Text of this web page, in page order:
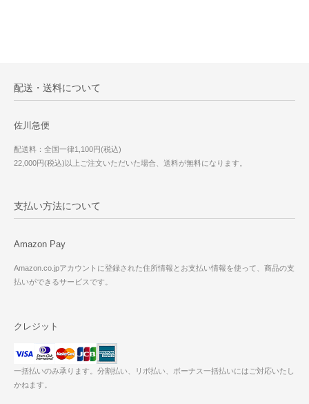
配送・送料について
佐川急便
配送料：全国一律1,100円(税込)
22,000円(税込)以上ご注文いただいた場合、送料が無料になります。
支払い方法について
Amazon Pay
Amazon.co.jpアカウントに登録された住所情報とお支払い情報を使って、商品の支
払いができるサービスです。
クレジット
一括払いのみ承ります。分割払い、リボ払い、ボーナス一括払いにはご対応いたし
かねます。